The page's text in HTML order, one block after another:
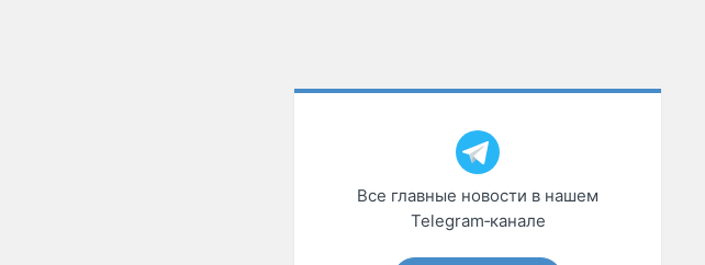
Все главные новости в нашем
Telegram‑канале